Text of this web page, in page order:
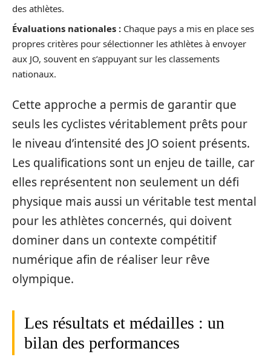
des athlètes.
Évaluations nationales : Chaque pays a mis en place ses
propres critères pour sélectionner les athlètes à envoyer
aux JO, souvent en s’appuyant sur les classements
nationaux.
Cette approche a permis de garantir que
seuls les cyclistes véritablement prêts pour
le niveau d’intensité des JO soient présents.
Les qualifications sont un enjeu de taille, car
elles représentent non seulement un défi
physique mais aussi un véritable test mental
pour les athlètes concernés, qui doivent
dominer dans un contexte compétitif
numérique afin de réaliser leur rêve
olympique.
Les résultats et médailles : un
bilan des performances